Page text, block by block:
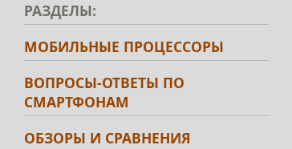
РАЗДЕЛЫ:
МОБИЛЬНЫЕ ПРОЦЕССОРЫ
ВОПРОСЫ-ОТВЕТЫ ПО
СМАРТФОНАМ
ОБЗОРЫ И СРАВНЕНИЯ